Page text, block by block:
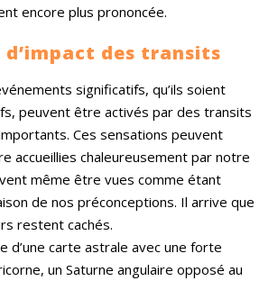
encore plus prononcée.
des transits
significatifs, qu’ils soient
peuvent être activés par des transits
Ces sensations peuvent
accueillies chaleureusement par notre
même être vues comme étant
de nos préconceptions. Il arrive que
restent cachés.
d’une carte astrale avec une forte
un Saturne angulaire opposé au